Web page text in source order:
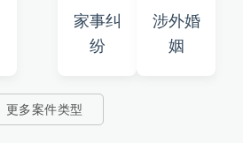
家事纠
纷
涉外婚
姻
更多案件类型